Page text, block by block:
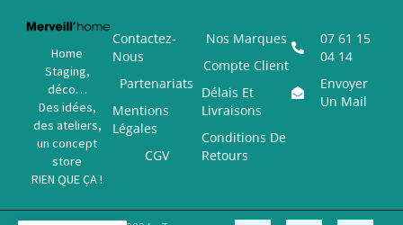
Home
Staging,
déco…
Des idées,
des ateliers,
un concept
store
RIEN QUE ÇA !
Contactez-
Nous
Partenariats
Mentions
Légales
CGV
Nos Marques
Compte Client
Délais Et
Livraisons
Conditions De
Retours
07 61 15
04 14
Envoyer
Un Mail